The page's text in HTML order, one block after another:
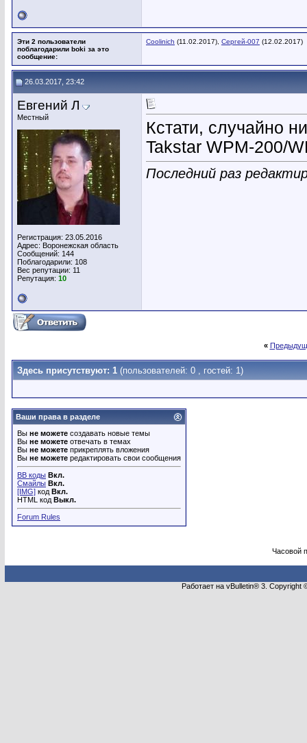
Эти 2 пользователи
поблагодарили boki за это
сообщение:
Coolinich (11.02.2017), Сергей-007 (12.02.2017)
26.03.2017, 23:42
Евгений Л
Местный
Регистрация: 23.05.2016
Адрес: Воронежская область
Сообщений: 144
Поблагодарили: 108
Вес репутации: 11
Репутация: 10
Кстати, случайно
Takstar WPM-200/
Последний раз
«
Здесь присутствуют: 1 (пользователей: 0 , гостей: 1)
Ваши права в разделе
Вы не можете создавать новые темы
Вы не можете отвечать в темах
Вы не можете прикреплять вложения
Вы не можете редактировать свои сообщения
BB коды Вкл.
Смайлы Вкл.
[IMG] код Вкл.
HTML код Выкл.
Forum Rules
Часовой
Работает на vBulletin® 3.